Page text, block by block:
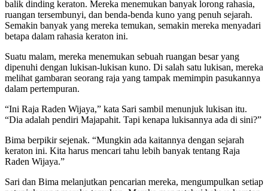
balik dinding keraton. Mereka menemukan banyak lorong rahasia,
ruangan tersembunyi, dan benda-benda kuno yang penuh sejarah.
Semakin banyak yang mereka temukan, semakin mereka menyadari
betapa dalam rahasia keraton ini.
Suatu malam, mereka menemukan sebuah ruangan besar yang
dipenuhi dengan lukisan-lukisan kuno. Di salah satu lukisan, mereka
melihat gambaran seorang raja yang tampak memimpin pasukannya
dalam pertempuran.
“Ini Raja Raden Wijaya,” kata Sari sambil menunjuk lukisan itu.
“Dia adalah pendiri Majapahit. Tapi kenapa lukisannya ada di sini?”
Bima berpikir sejenak. “Mungkin ada kaitannya dengan sejarah
keraton ini. Kita harus mencari tahu lebih banyak tentang Raja
Raden Wijaya.”
Sari dan Bima melanjutkan pencarian mereka, mengumpulkan setiap